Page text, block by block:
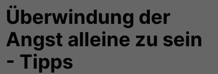
Überwindung der
Angst alleine zu sein
- Tipps